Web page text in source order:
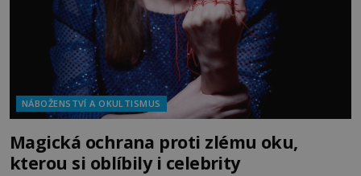
NÁBOŽENSTVÍ A OKULTISMUS
Magická ochrana proti zlému oku,
kterou si oblíbily i celebrity